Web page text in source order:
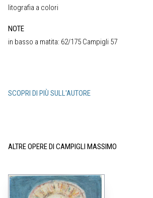
litografia a colori
NOTE
in basso a matita: 62/175 Campigli 57
SCOPRI DI PIÙ SULL'AUTORE
ALTRE OPERE DI CAMPIGLI MASSIMO